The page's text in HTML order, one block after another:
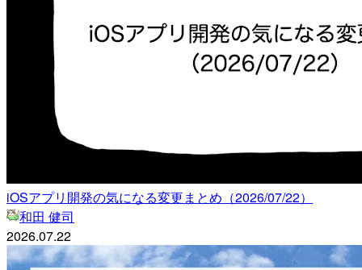
iOSアプリ開発の気になる変更まとめ（2026/07/22）
和田 健司
2026.07.22